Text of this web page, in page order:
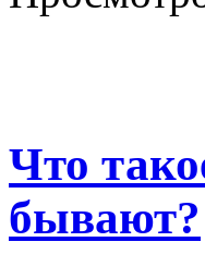
Что
бывают?